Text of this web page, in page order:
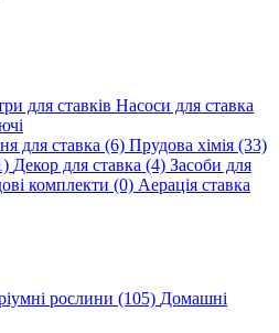
для ставків Насоси для ставка
для ставка (6) Прудова хімія (33)
Декор для ставка (4) Засоби для
комплекти (0) Аерація ставка
рослини (105) Домашні